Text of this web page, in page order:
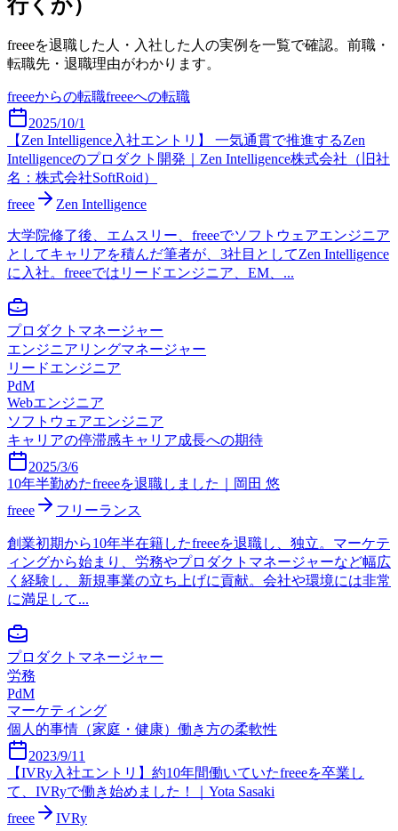
行くか）
freeeを退職した人・入社した人の実例を一覧で確認。前職・
転職先・退職理由がわかります。
freeeからの転職freeeへの転職
2025/10/1
【Zen Intelligence入社エントリ】 一気通貫で推進するZen
Intelligenceのプロダクト開発｜Zen Intelligence株式会社（旧社
名：株式会社SoftRoid）
freee
Zen Intelligence
大学院修了後、エムスリー、freeeでソフトウェアエンジニア
としてキャリアを積んだ筆者が、3社目としてZen Intelligence
に入社。freeeではリードエンジニア、EM、...
プロダクトマネージャー
エンジニアリングマネージャー
リードエンジニア
PdM
Webエンジニア
ソフトウェアエンジニア
キャリアの停滞感キャリア成長への期待
2025/3/6
10年半勤めたfreeeを退職しました｜岡田 悠
freee
フリーランス
創業初期から10年半在籍したfreeeを退職し、独立。マーケテ
ィングから始まり、労務やプロダクトマネージャーなど幅広
く経験し、新規事業の立ち上げに貢献。会社や環境には非常
に満足して...
プロダクトマネージャー
労務
PdM
マーケティング
個人的事情（家庭・健康） 働き方の柔軟性
2023/9/11
【IVRy入社エントリ】約10年間働いていたfreeeを卒業し
て、IVRyで働き始めました！｜Yota Sasaki
freee
IVRy